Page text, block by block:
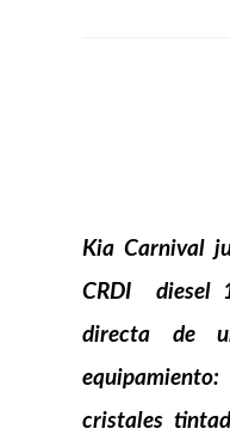
Kia Carnival
CRDI diesel
directa de
cristales